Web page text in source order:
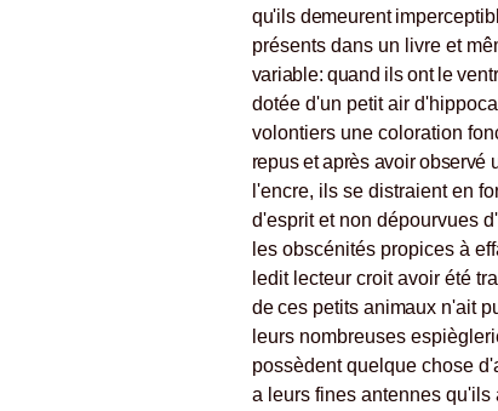
qu'ils demeurent imper
présents dans un livre et
variable: quand ils ont le
dotée d'un petit air
volontiers une coloration
repus et après avoir observé
l'encre, ils se distraient en
d'esprit et non dépourvues
les obscénités propices à
ledit lecteur croit avoir été
de ces petits animaux n'ait
leurs nombreuses
possèdent quelque chose
a leurs fines antennes